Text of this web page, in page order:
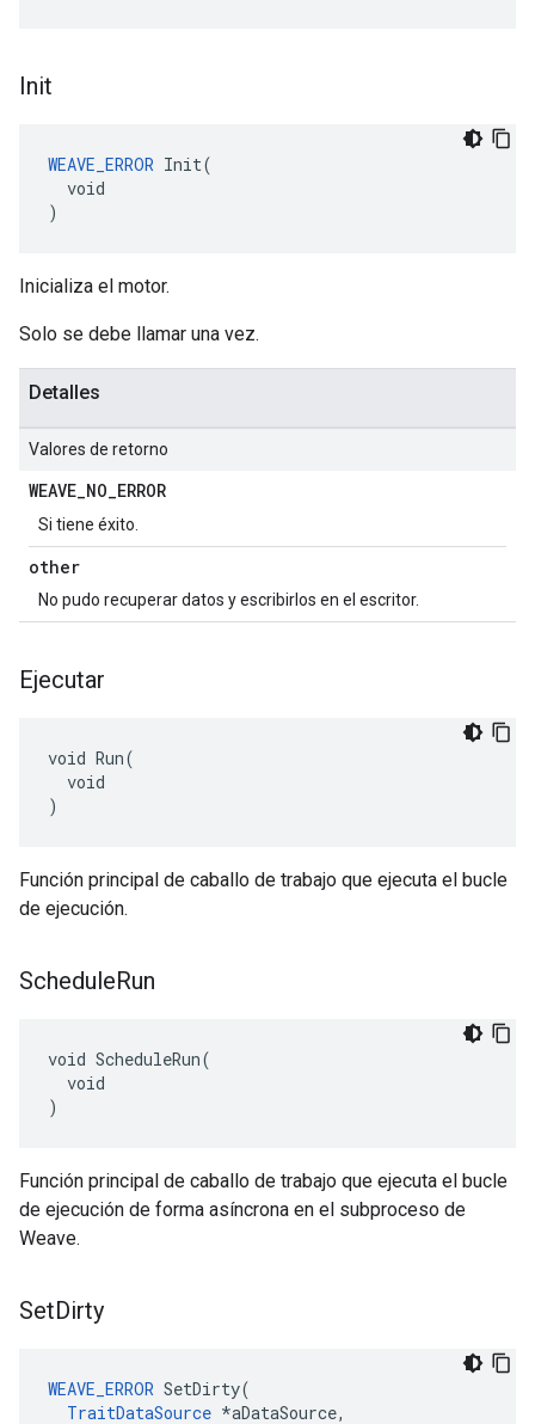
Init
WEAVE_ERROR Init(
  void
)
Inicializa el motor.
Solo se debe llamar una vez.
Detalles
Valores de retorno
WEAVE_NO_ERROR
Si tiene éxito.
other
No pudo recuperar datos y escribirlos en el escritor.
Ejecutar
void Run(
  void
)
Función principal de caballo de trabajo que ejecuta el bucle
de ejecución.
ScheduleRun
void ScheduleRun(
  void
)
Función principal de caballo de trabajo que ejecuta el bucle
de ejecución de forma asíncrona en el subproceso de
Weave.
SetDirty
WEAVE_ERROR SetDirty(
TraitDataSource *aDataSource,